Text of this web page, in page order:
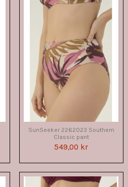
SunSeeker 2262023 Southern
Classic pant
549,00 kr